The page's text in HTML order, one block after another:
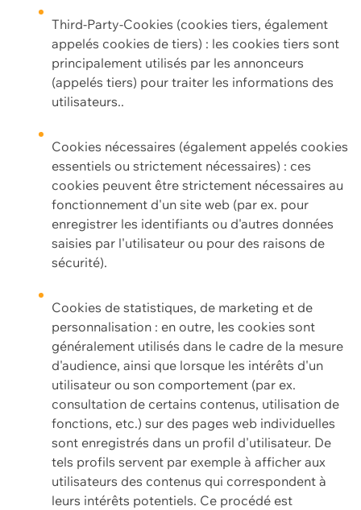
Third-Party-Cookies (cookies tiers, également
appelés cookies de tiers) : les cookies tiers sont
principalement utilisés par les annonceurs
(appelés tiers) pour traiter les informations des
utilisateurs..
Cookies nécessaires (également appelés cookies
essentiels ou strictement nécessaires) : ces
cookies peuvent être strictement nécessaires au
fonctionnement d'un site web (par ex. pour
enregistrer les identifiants ou d'autres données
saisies par l'utilisateur ou pour des raisons de
sécurité).
Cookies de statistiques, de marketing et de
personnalisation : en outre, les cookies sont
généralement utilisés dans le cadre de la mesure
d'audience, ainsi que lorsque les intérêts d'un
utilisateur ou son comportement (par ex.
consultation de certains contenus, utilisation de
fonctions, etc.) sur des pages web individuelles
sont enregistrés dans un profil d'utilisateur. De
tels profils servent par exemple à afficher aux
utilisateurs des contenus qui correspondent à
leurs intérêts potentiels. Ce procédé est